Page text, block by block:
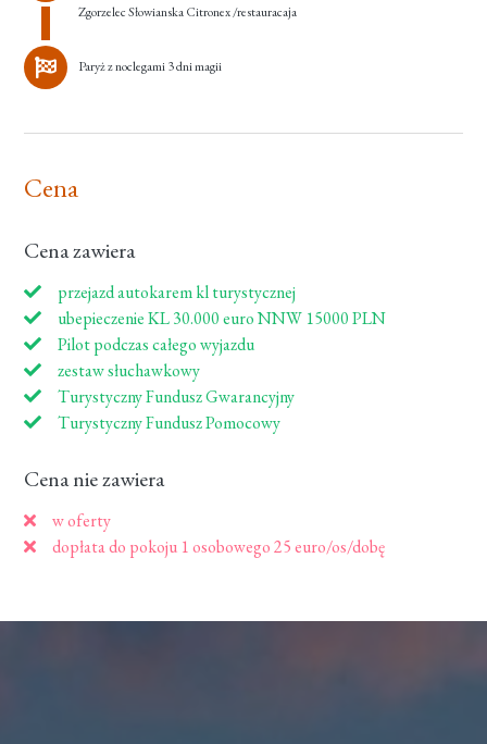
Zgorzelec Słowianska Citronex /restauracaja
Paryż z noclegami 3 dni magii
Cena
Cena zawiera
przejazd autokarem kl turystycznej
ubepieczenie KL 30.000 euro NNW 15000 PLN
Pilot podczas całego wyjazdu
zestaw słuchawkowy
Turystyczny Fundusz Gwarancyjny
Turystyczny Fundusz Pomocowy
Cena nie zawiera
w oferty
dopłata do pokoju 1 osobowego 25 euro/os/dobę